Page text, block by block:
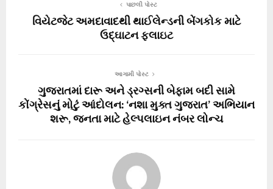
પાછલી પોસ્ટ
વિયેટજેટ અમદાવાદથી થાઈલેન્ડની બેંગકોક માટે
ઉદ્ઘાટન ફ્લાઇટ
આગામી પોસ્ટ
ગુજરાતમાં દારૂ અને ડ્રગ્સની બેફામ બદી સામે
કોંગ્રેસનું મોટું આંદોલન: ‘નશા મુક્ત ગુજરાત’ અભિયાન
શરૂ, જનતા માટે હેલ્પલાઇન નંબર લોન્ચ